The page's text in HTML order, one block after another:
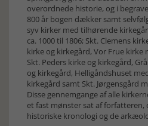
overordnede historie, og i
800 år bogen dækker samt
syv kirker med tilhørende
ca. 1000 til 1806; Skt. Clemens
kirke og kirkegård, Vor Frue kirke
Skt. Peders kirke og kirkegård,
og kirkegård, Helligåndshuset
kirkegård samt Skt. Jørgensgård
Disse gennemgange af alle
et fast mønster sat af
historiske kronologi og de